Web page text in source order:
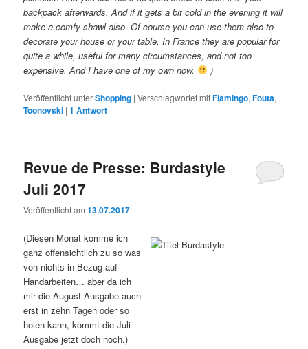
backpack afterwards. And if it gets a bit cold in the evening it will
make a comfy shawl also. Of course you can use them also to
decorate your house or your table. In France they are popular for
quite a while, useful for many circumstances, and not too
expensive. And I have one of my own now.
)
Veröffentlicht unterShopping |Verschlagwortet mitFlamingo,Fouta,
Toonovski |1 Antwort
Revue de Presse: Burdastyle
Juli 2017
Veröffentlicht am13.07.2017
(Diesen Monat komme ich
ganz offensichtlich zu so was
von nichts in Bezug auf
Handarbeiten… aber da ich
mir die August-Ausgabe auch
erst in zehn Tagen oder so
holen kann, kommt die Juli-
Ausgabe jetzt doch noch.)